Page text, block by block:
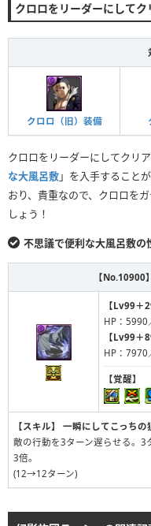
クロロをリーダーにして
クロロ（旧）装備
クロロをリーダーにしてクリ
な大風呂敷」を入手すること
おり、貴重なので、クロロを
しょう！
不思議で便利な大風呂敷の
【No.10900】
【Lv99＋
HP：
【Lv99＋
HP：7970
【覚醒】
【スキル】
一瞬にしてこっちの
敵の行動を3ターン遅らせる。3
3倍。
(12→12ターン)